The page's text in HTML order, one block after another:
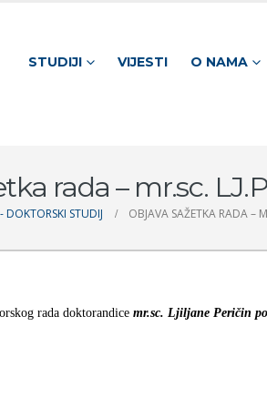
STUDIJI VIJESTI O NAMA
rada – mr.sc.
- DOKTORSKI STUDIJ OBJAVA SAŽETKA RADA –
rada doktorandice mr.sc. Ljiljane Peričin